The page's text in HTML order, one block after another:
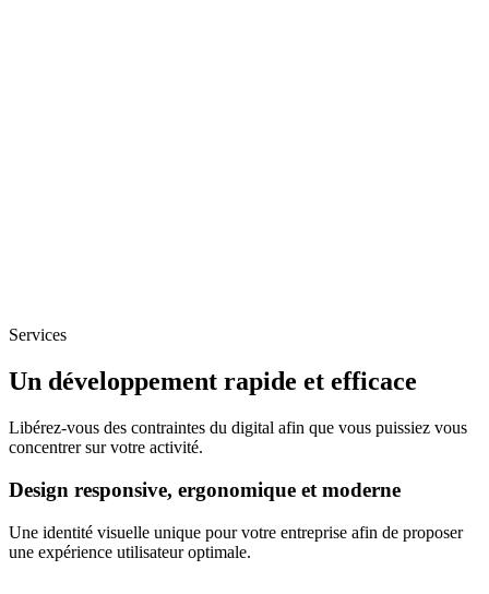
Services
Un développement rapide et efficace
Libérez-vous des contraintes du digital afin que vous puissiez vous
concentrer sur votre activité.
Design responsive, ergonomique et moderne
Une identité visuelle unique pour votre entreprise afin de proposer
une expérience utilisateur optimale.